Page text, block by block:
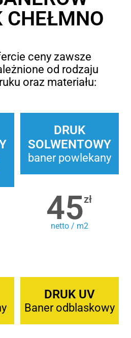
CHEŁMNO
ceny zawsze
od rodzaju
oraz materiału:
DRUK
SOLWENTOWY
baner powlekany
45zł
netto / m2
DRUK UV
Baner odblaskowy